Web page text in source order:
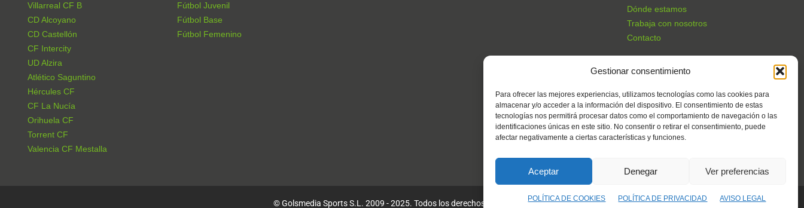
Gestionar consentimiento
Para ofrecer las mejores experiencias, utilizamos tecnologías como las cookies para
almacenar y/o acceder a la información del dispositivo. El consentimiento de estas
tecnologías nos permitirá procesar datos como el comportamiento de navegación o las
identificaciones únicas en este sitio. No consentir o retirar el consentimiento, puede
afectar negativamente a ciertas características y funciones.
Aceptar Denegar Ver preferencias
POLÍTICA DE COOKIES POLÍTICA DE PRIVACIDAD AVISO LEGAL
Villarreal CF B
CD Alcoyano
CD Castellón
CF Intercity
UD Alzira
Atlético Saguntino
Hércules CF
CF La Nucía
Orihuela CF
Torrent CF
Valencia CF Mestalla
Fútbol Juvenil
Fútbol Base
Fútbol Femenino
Dónde estamos
Trabaja con nosotros
Contacto
© Golsmedia Sports S.L. 2009 - 2025. Todos los derechos reservados.